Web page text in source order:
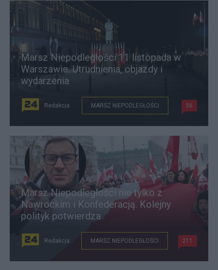
Marsz Niepodległości 11 listopada w
Warszawie. Utrudnienia, objazdy i
wydarzenia
Redakcja MARSZ NIEPODLEGŁOŚCI 56
Marsz Niepodległości nie tylko z
Nawrockim i Konfederacją. Kolejny
polityk potwierdza
Redakcja MARSZ NIEPODLEGŁOŚCI 211